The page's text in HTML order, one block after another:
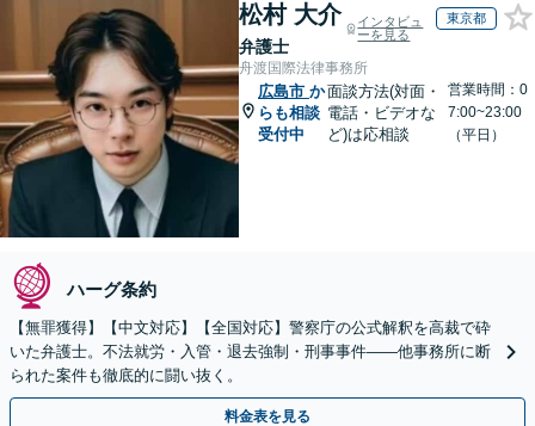
松村 大介
弁護士
インタビュ
ーを見る
東京都
舟渡国際法律事務所
広島市 か
らも相談
受付中
面談方法(対面・
電話・ビデオな
ど)は応相談
営業時間：0
7:00~23:00
（平日）
ハーグ条約
【無罪獲得】【中文対応】【全国対応】警察庁の公式解釈を高裁で砕
いた弁護士。不法就労・入管・退去強制・刑事事件——他事務所に断
られた案件も徹底的に闘い抜く。
料金表を見る